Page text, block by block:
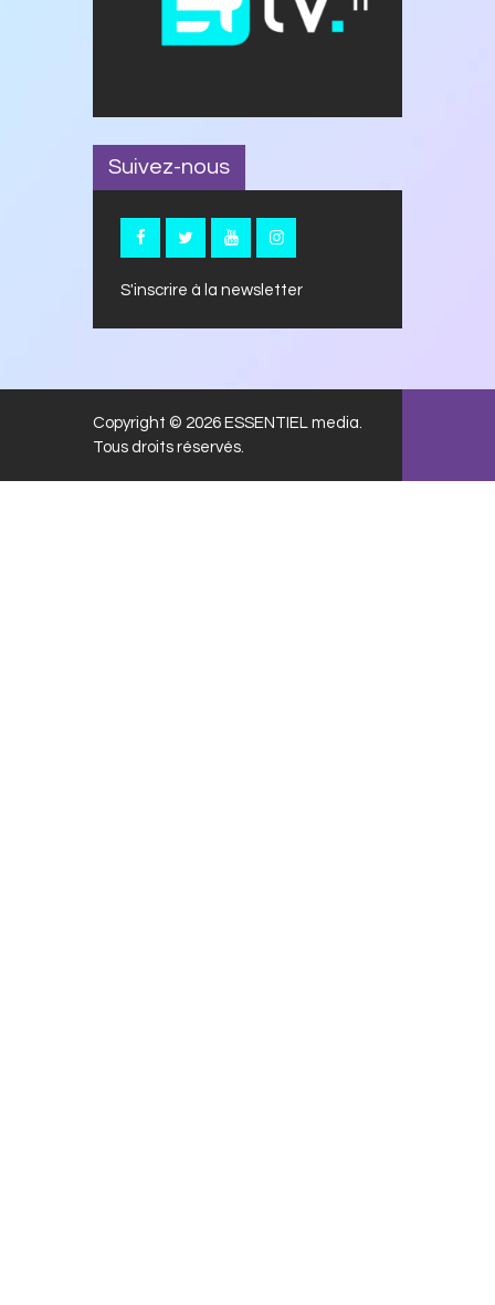
Suivez-nous
S'inscrire à la newsletter
Copyright © 2026 ESSENTIEL media.
Tous droits réservés.